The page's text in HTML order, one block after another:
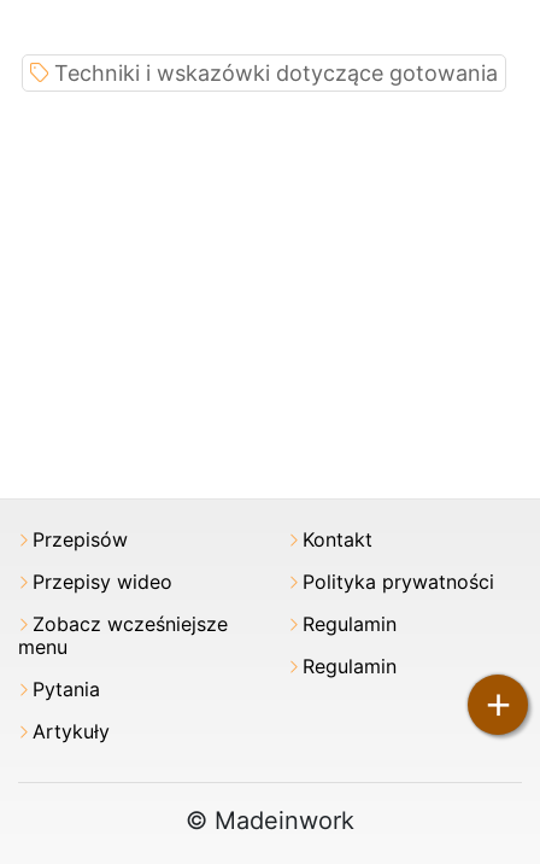
+
Techniki i wskazówki dotyczące gotowania
Przepisów
Przepisy wideo
Zobacz wcześniejsze
menu
Pytania
Artykuły
Kontakt
Polityka prywatności
Regulamin
Regulamin
© Madeinwork